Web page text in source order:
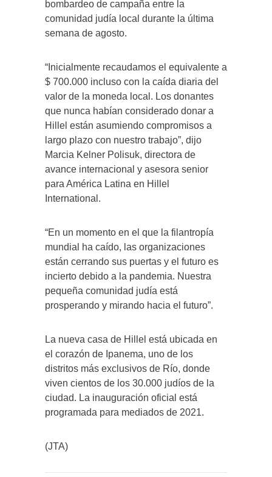
bombardeo de campaña entre la
comunidad judía local durante la última
semana de agosto.
“Inicialmente recaudamos el equivalente a
$ 700.000 incluso con la caída diaria del
valor de la moneda local. Los donantes
que nunca habían considerado donar a
Hillel están asumiendo compromisos a
largo plazo con nuestro trabajo”, dijo
Marcia Kelner Polisuk, directora de
avance internacional y asesora senior
para América Latina en Hillel
International.
“En un momento en el que la filantropía
mundial ha caído, las organizaciones
están cerrando sus puertas y el futuro es
incierto debido a la pandemia. Nuestra
pequeña comunidad judía está
prosperando y mirando hacia el futuro”.
La nueva casa de Hillel está ubicada en
el corazón de Ipanema, uno de los
distritos más exclusivos de Río, donde
viven cientos de los 30.000 judíos de la
ciudad. La inauguración oficial está
programada para mediados de 2021.
(JTA)